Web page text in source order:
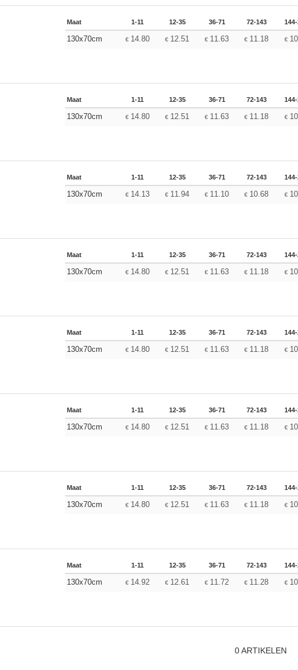
Maat 1-11 12-35 36-71 72-143
130x70cm € 14.80 € 12.51 € 11.63 € 11.18 €
Maat 1-11 12-35 36-71 72-143
130x70cm € 14.80 € 12.51 € 11.63 € 11.18 €
Maat 1-11 12-35 36-71 72-143
130x70cm € 14.13 € 11.94 € 11.10 € 10.68 €
Maat 1-11 12-35 36-71 72-143
130x70cm € 14.80 € 12.51 € 11.63 € 11.18 €
Maat 1-11 12-35 36-71 72-143
130x70cm € 14.80 € 12.51 € 11.63 € 11.18 €
Maat 1-11 12-35 36-71 72-143
130x70cm € 14.80 € 12.51 € 11.63 € 11.18 €
Maat 1-11 12-35 36-71 72-143
130x70cm € 14.80 € 12.51 € 11.63 € 11.18 €
Maat 1-11 12-35 36-71 72-143
130x70cm € 14.92 € 12.61 € 11.72 € 11.28 €
0ARTIKELEN